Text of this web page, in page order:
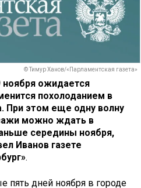
© Тимур Ханов/«Парламентская газета»
ноября ожидается
похолоданием в
При этом еще одну волну
можно ждать в
середины ноября,
Иванов газете
.
пять дней ноября в городе